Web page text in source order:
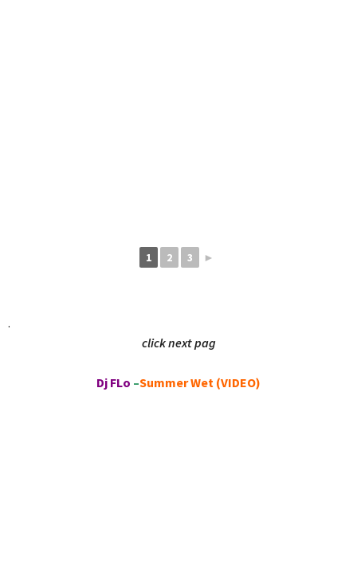
1 2 3 ►
.
click next pag
Dj FLo –Summer Wet (VIDEO)